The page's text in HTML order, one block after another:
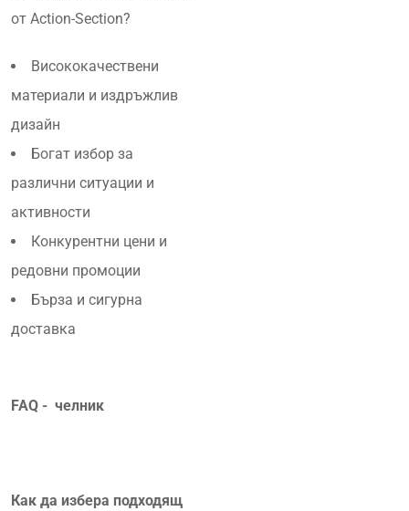
от Action-Section?
Висококачествени
материали и издръжлив
дизайн
Богат избор за
различни ситуации и
активности
Конкурентни цени и
редовни промоции
Бърза и сигурна
доставка
FAQ - челник
Как да избера подходящ